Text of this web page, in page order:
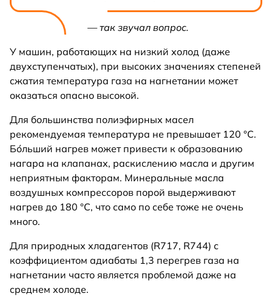
— так звучал вопрос.
У машин, работающих на низкий холод (даже
двухступенчатых), при высоких значениях степеней
сжатия температура газа на нагнетании может
оказаться опасно высокой.
Для большинства полиэфирных масел
рекомендуемая температура не превышает 120 °С.
Бо́льший нагрев может привести к образованию
нагара на клапанах, раскислению масла и другим
неприятным факторам. Минеральные масла
воздушных компрессоров порой выдерживают
нагрев до 180 °С, что само по себе тоже не очень
много.
Для природных хладагентов (R717, R744) с
коэффициентом адиабаты 1,3 перегрев газа на
нагнетании часто является проблемой даже на
среднем холоде.